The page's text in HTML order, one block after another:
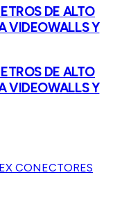
DE ALTO
VIDEOWALLS Y
DE ALTO
VIDEOWALLS Y